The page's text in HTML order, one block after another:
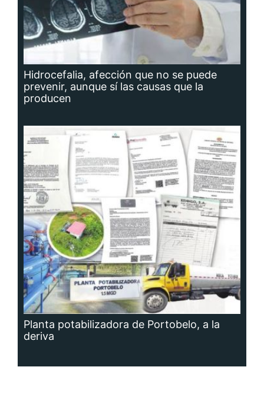
Hidrocefalia, afección que no se puede
prevenir, aunque sí las causas que la
producen
Planta potabilizadora de Portobelo, a la
deriva